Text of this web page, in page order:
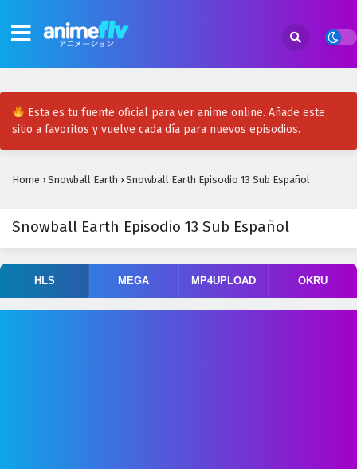
Esta es tu fuente oficial para ver anime online. Añade este
sitio a favoritos y vuelve cada día para nuevos episodios.
Home › Snowball Earth › Snowball Earth Episodio 13 Sub Español
Snowball Earth Episodio 13 Sub Español
HLS MEGA MP4UPLOAD OKRU